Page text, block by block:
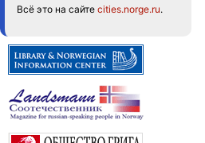
Всё это на сайте cities.norge.ru.